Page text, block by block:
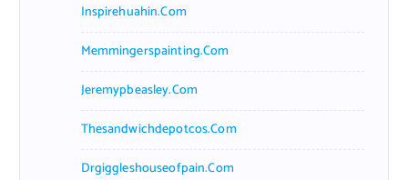
Inspirehuahin.com
Memmingerspainting.com
Jeremypbeasley.com
Thesandwichdepotcos.com
Drgiggleshouseofpain.com